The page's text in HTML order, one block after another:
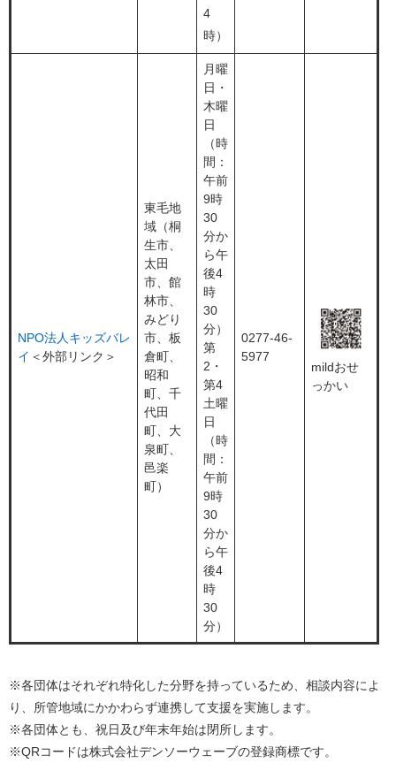
4
時）
NPO法人キッズバレ
イ ＜外部リンク＞
東毛地
域（桐
生市、
太田
市、館
林市、
みどり
市、板
倉町、
昭和
町、千
代田
町、大
泉町、
邑楽
町）
月曜
日・
木曜
日
（時
間：
午前
9時
30
分か
ら午
後4
時
30
分）
第
2・
第4
土曜
日
（時
間：
午前
9時
30
分か
ら午
後4
時
30
分）
0277-46-
5977
mildおせ
っかい
※各団体はそれぞれ特化した分野を持っているため、相談内容によ
り、所管地域にかかわらず連携して支援を実施します。
※各団体とも、祝日及び年末年始は閉所します。
​※QRコードは株式会社デンソーウェーブの登録商標です。​